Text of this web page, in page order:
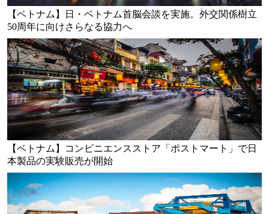
【ベトナム】日・ベトナム首脳会談を実施。外交関係樹立
50周年に向けさらなる協力へ
【ベトナム】コンビニエンスストア「ポストマート」で日
本製品の実験販売が開始